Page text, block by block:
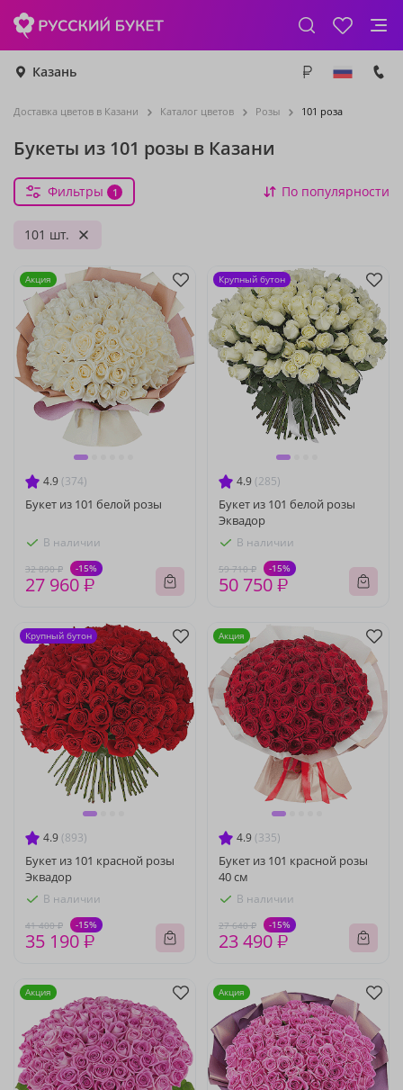
Казань
Доставка цветов в Казани Каталог цветов Розы 101 роза
Букеты из 101 розы в Казани
Фильтры 1 По популярности
101 шт.
4.9 (374)
Букет из 101 белой розы
В наличии
32 890 ₽ -15%
27 960 ₽
Акция
4.9 (285)
Букет из 101 белой розы
Эквадор
В наличии
59 710 ₽ -15%
50 750 ₽
Крупный бутон
4.9 (893)
Букет из 101 красной розы
Эквадор
В наличии
41 400 ₽ -15%
35 190 ₽
Крупный бутон
4.9 (335)
Букет из 101 красной розы
40 см
В наличии
27 640 ₽ -15%
23 490 ₽
Акция
Акция Акция